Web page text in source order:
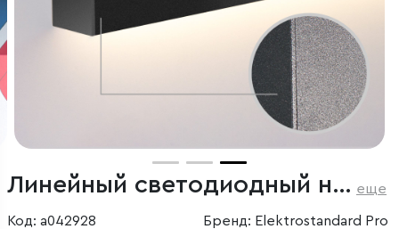
Линейный светодиодный накладной двусторонний светильник 78см 30Вт 6500К черный еще
Код: a042928 Бренд: Elektrostandard Pro